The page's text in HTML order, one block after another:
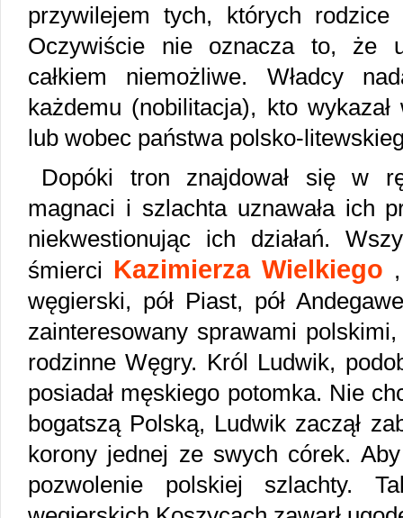
przywilejem tych, których
Oczywiście nie oznacza to, że
całkiem niemożliwe. Władcy
każdemu (nobilitacja), kto
lub wobec państwa polsko-
Dopóki tron znajdował się w
magnaci i szlachta uznawała ich
niekwestionując ich działań.
śmierci Kazimierza Wielkiego
węgierski, pół Piast, pół
zainteresowany sprawami polskimi,
rodzinne Węgry. Król Ludwik,
posiadał męskiego potomka. Nie
bogatszą Polską, Ludwik zaczął
korony jednej ze swych córek.
pozwolenie polskiej szlachty.